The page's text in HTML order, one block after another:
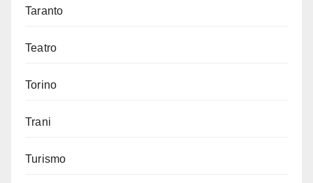
Taranto
Teatro
Torino
Trani
Turismo